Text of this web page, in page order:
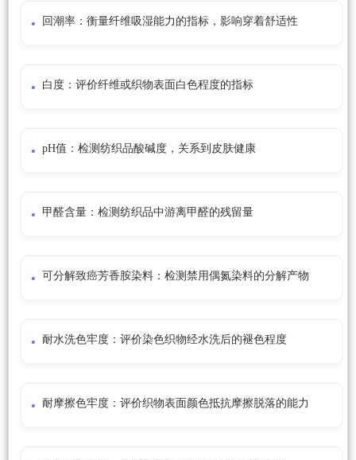
回潮率：衡量纤维吸湿能力的指标，影响穿着舒适性
白度：评价纤维或织物表面白色程度的指标
pH值：检测纺织品酸碱度，关系到皮肤健康
甲醛含量：检测纺织品中游离甲醛的残留量
可分解致癌芳香胺染料：检测禁用偶氮染料的分解产物
耐水洗色牢度：评价染色织物经水洗后的褪色程度
耐摩擦色牢度：评价织物表面颜色抵抗摩擦脱落的能力